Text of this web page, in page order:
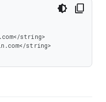
string>
string>